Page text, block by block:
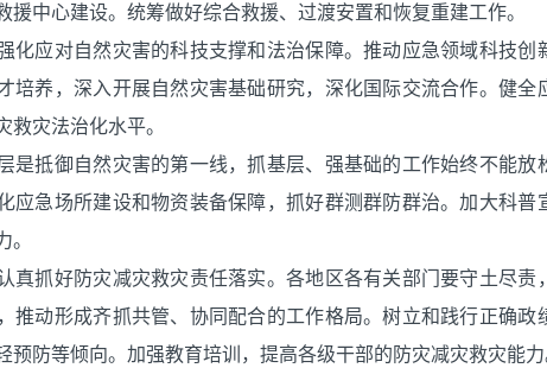
援中心建设。统筹做好综合救援、过渡安置和恢复重建工作。
化应对自然灾害的科技支撑和法治保障。推动应急领域科技创
培养，深入开展自然灾害基础研究，深化国际交流合作。健全
救灾法治化水平。
是抵御自然灾害的第一线，抓基层、强基础的工作始终不能放
应急场所建设和物资装备保障，抓好群测群防群治。加大科普
。
真抓好防灾减灾救灾责任落实。各地区各有关部门要守土尽责
推动形成齐抓共管、协同配合的工作格局。树立和践行正确政
预防等倾向。加强教育培训，提高各级干部的防灾减灾救灾能力